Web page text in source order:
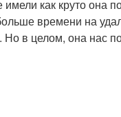
как круто она
времени на
в целом, она нас